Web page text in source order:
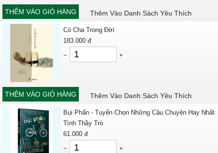
THÊM VÀO GIỎ HÀNG Thêm Vào Danh Sách Yêu Thích
Có Cha Trong Đời
183.000 đ
−
+
THÊM VÀO GIỎ HÀNG Thêm Vào Danh Sách Yêu Thích
Bụi Phấn - Tuyển Chọn Những Câu Chuyện Hay Nhất
Tình Thầy Trò
61.000 đ
−
+